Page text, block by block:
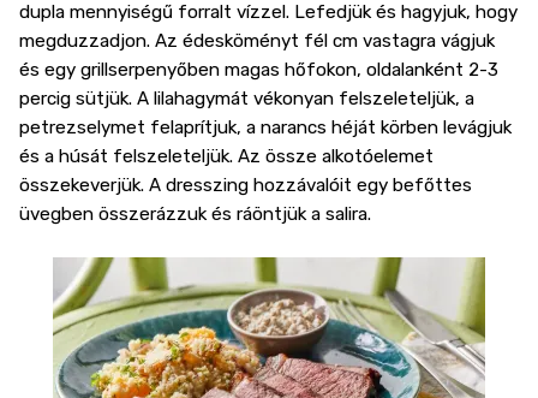
dupla mennyiségű forralt vízzel. Lefedjük és hagyjuk, hogy
megduzzadjon. Az édesköményt fél cm vastagra vágjuk
és egy grillserpenyőben magas hőfokon, oldalanként 2-3
percig sütjük. A lilahagymát vékonyan felszeleteljük, a
petrezselymet felaprítjuk, a narancs héját körben levágjuk
és a húsát felszeleteljük. Az össze alkotóelemet
összekeverjük. A dresszing hozzávalóit egy befőttes
üvegben összerázzuk és ráöntjük a salira.